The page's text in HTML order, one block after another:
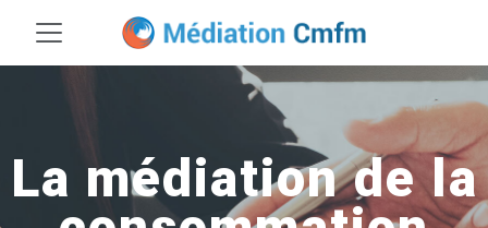
La médiation de la